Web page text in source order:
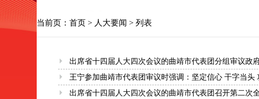
当前页： 首页 > 人大要闻 > 列表
出席省十四届人大四次会议的曲靖市代表团分组审议政
王宁参加曲靖市代表团审议时强调：坚定信心 干字当
出席省十四届人大四次会议的曲靖市代表团召开第二次